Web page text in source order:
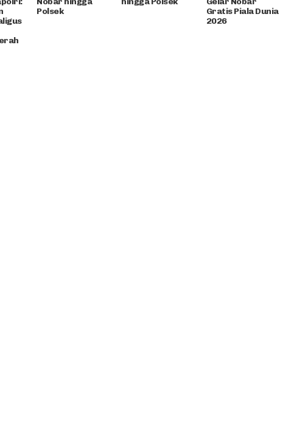
Polsek
Gratis Piala Dunia
2026